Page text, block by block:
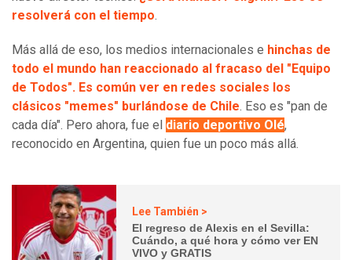
resolverá con el tiempo.
Más allá de eso, los medios internacionales e hinchas de
todo el mundo han reaccionado al fracaso del "Equipo
de Todos". Es común ver en redes sociales los
clásicos "memes" burlándose de Chile. Eso es "pan de
cada día". Pero ahora, fue el diario deportivo Olé,
reconocido en Argentina, quien fue un poco más allá.
Lee También >
El regreso de Alexis en el Sevilla:
Cuándo, a qué hora y cómo ver EN
VIVO y GRATIS